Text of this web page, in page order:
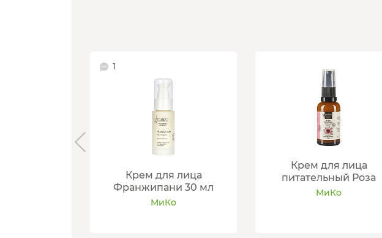
1
Крем для лица
Франжипани 30 мл
МиКо
Крем для лица
питательный Роза
МиКо